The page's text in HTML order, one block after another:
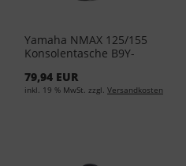
Yamaha NMAX 125/155
Konsolentasche B9Y-
79,94 EUR
inkl. 19 % MwSt. zzgl. Versandkosten